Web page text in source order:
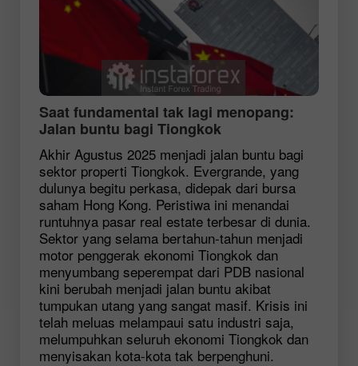
Saat fundamental tak lagi menopang:
Jalan buntu bagi Tiongkok
Akhir Agustus 2025 menjadi jalan buntu bagi
sektor properti Tiongkok. Evergrande, yang
dulunya begitu perkasa, didepak dari bursa
saham Hong Kong. Peristiwa ini menandai
runtuhnya pasar real estate terbesar di dunia.
Sektor yang selama bertahun-tahun menjadi
motor penggerak ekonomi Tiongkok dan
menyumbang seperempat dari PDB nasional
kini berubah menjadi jalan buntu akibat
tumpukan utang yang sangat masif. Krisis ini
telah meluas melampaui satu industri saja,
melumpuhkan seluruh ekonomi Tiongkok dan
menyisakan kota-kota tak berpenghuni.